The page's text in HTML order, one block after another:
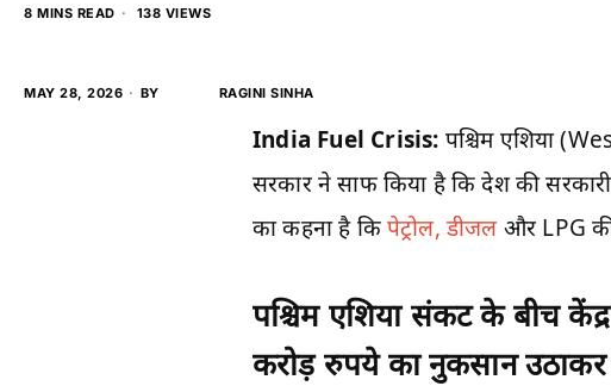
8 MINS READ 138 VIEWS
MAY 28, 2026 BY RAGINI SINHA
India Fuel Crisis: पश्चिम एशिया
सरकार ने साफ किया है कि देश की
का कहना है किपेट्रोल, डीजल और LPG की
पश्चिम एशिया संकट के बीच
करोड़ रुपये का नुकसान